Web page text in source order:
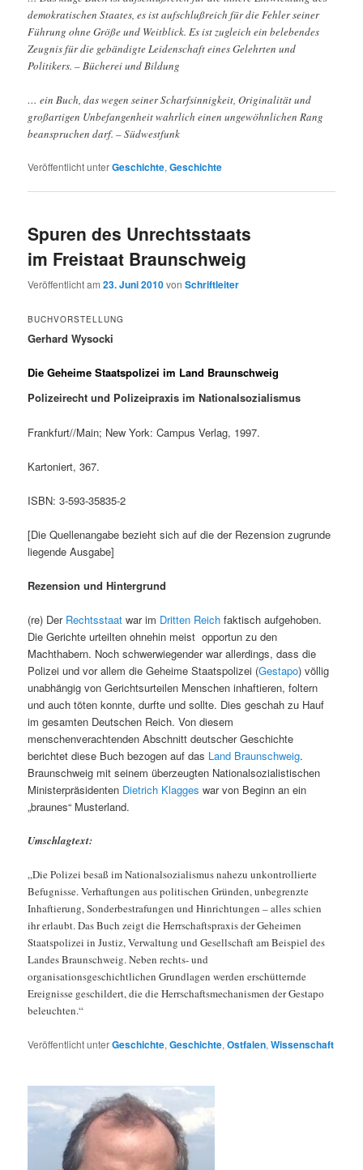
demokratischen Staates, es ist aufschlußreich für die Fehler seiner
Führung ohne Größe und Weitblick. Es ist zugleich ein belebendes
Zeugnis für die gebändigte Leidenschaft eines Gelehrten und
Politikers. – Bücherei und Bildung
… ein Buch, das wegen seiner Scharfsinnigkeit, Originalität und
großartigen Unbefangenheit wahrlich einen ungewöhnlichen Rang
beanspruchen darf. – Südwestfunk
Veröffentlicht unterGeschichte,Geschichte
Spuren des Unrechtsstaats
im Freistaat Braunschweig
Veröffentlicht am23. Juni 2010vonSchriftleiter
BUCHVORSTELLUNG
Gerhard Wysocki
Die Geheime Staatspolizei im Land Braunschweig
Polizeirecht und Polizeipraxis im Nationalsozialismus
Frankfurt//Main; New York: Campus Verlag, 1997.
Kartoniert, 367.
ISBN: 3-593-35835-2
[Die Quellenangabe bezieht sich auf die der Rezension zugrunde
liegende Ausgabe]
Rezension und Hintergrund
(re) Der Rechtsstaat war im Dritten Reich faktisch aufgehoben.
Die Gerichte urteilten ohnehin meist opportun zu den
Machthabern. Noch schwerwiegender war allerdings, dass die
Polizei und vor allem die Geheime Staatspolizei (Gestapo) völlig
unabhängig von Gerichtsurteilen Menschen inhaftieren, foltern
und auch töten konnte, durfte und sollte. Dies geschah zu Hauf
im gesamten Deutschen Reich. Von diesem
menschenverachtenden Abschnitt deutscher Geschichte
berichtet diese Buch bezogen auf das Land Braunschweig.
Braunschweig mit seinem überzeugten Nationalsozialistischen
Ministerpräsidenten Dietrich Klagges war von Beginn an ein
„braunes“ Musterland.
Umschlagtext:
„Die Polizei besaß im Nationalsozialismus nahezu unkontrollierte
Befugnisse. Verhaftungen aus politischen Gründen, unbegrenzte
Inhaftierung, Sonderbestrafungen und Hinrichtungen – alles schien
ihr erlaubt. Das Buch zeigt die Herrschaftspraxis der Geheimen
Staatspolizei in Justiz, Verwaltung und Gesellschaft am Beispiel des
Landes Braunschweig. Neben rechts- und
organisationsgeschichtlichen Grundlagen werden erschütternde
Ereignisse geschildert, die die Herrschaftsmechanismen der Gestapo
beleuchten.“
Veröffentlicht unterGeschichte,Geschichte,Ostfalen,Wissenschaft